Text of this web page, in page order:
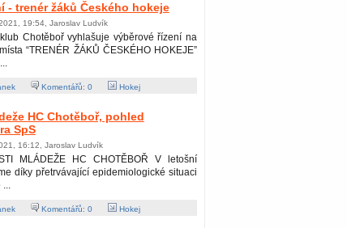
- trenér žáků Českého hokeje
19:54, Jaroslav Ludvík
Chotěboř vyhlašuje výběrové řízení na
“TRENÉR ŽÁKŮ ČESKÉHO HOKEJE”
Komentářů: 0 Hokej
HC Chotěboř, pohled
SpS
16:12, Jaroslav Ludvík
MLÁDEŽE HC CHOTĚBOŘ V letošní
díky přetrvávající epidemiologické situaci
...
Komentářů: 0 Hokej